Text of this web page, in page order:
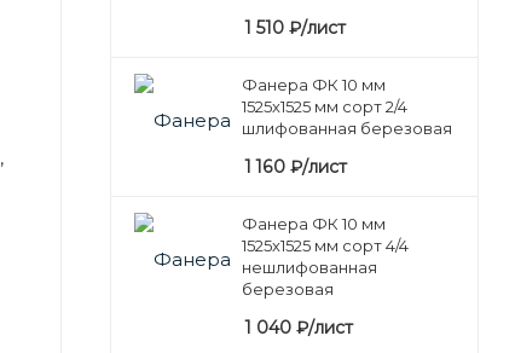
,
1 510 ₽/лист
Фанера ФК 10 мм
1525х1525 мм сорт 2/4
шлифованная березовая
1 160 ₽/лист
Фанера ФК 10 мм
1525х1525 мм сорт 4/4
нешлифованная
березовая
1 040 ₽/лист